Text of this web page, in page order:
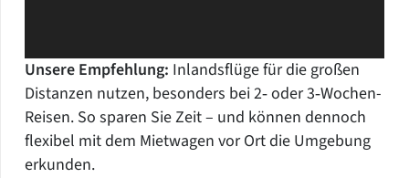
Unsere Empfehlung: Inlandsflüge für die großen
Distanzen nutzen, besonders bei 2‑ oder 3‑Wochen-
Reisen. So sparen Sie Zeit – und können dennoch
flexibel mit dem Mietwagen vor Ort die Umgebung
erkunden.